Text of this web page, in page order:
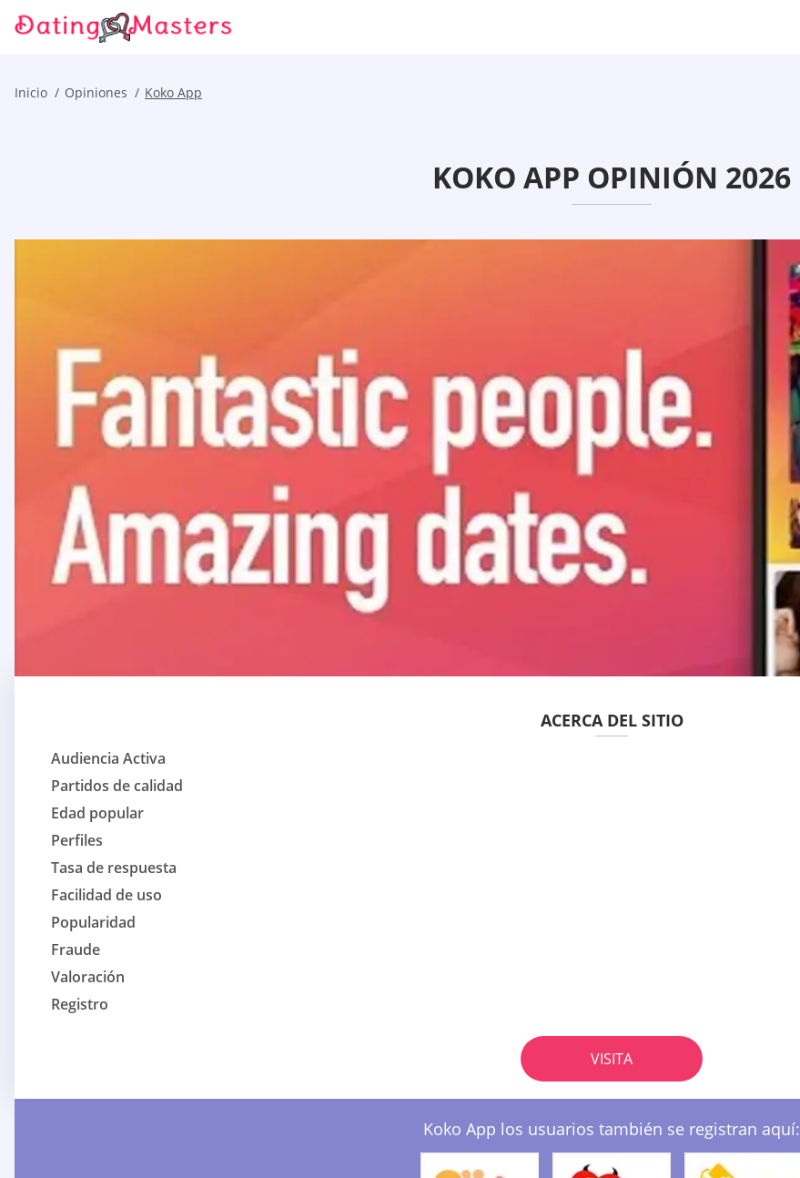
Inicio Opiniones Koko App
KOKO APP OPINIÓN 2026
ACERCA DEL SITIO
Audiencia Activa
Partidos de calidad
Edad popular
Perfiles
Tasa de respuesta
Facilidad de uso
Popularidad
Fraude
Valoración
Registro
VISITA
Koko App los usuarios también se registran aquí: